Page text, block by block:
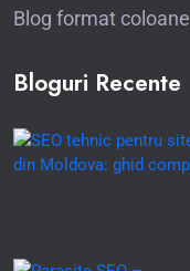
Blog format coloane
Bloguri Recente